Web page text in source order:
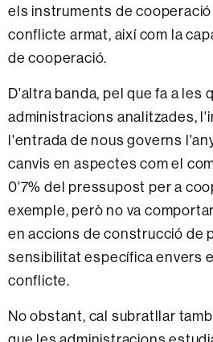
els instruments de
conflicte armat, així com la
de cooperació.
D'altra banda, pel que fa a les
administracions analitzades,
l'entrada de nous governs
canvis en aspectes com el
0'7% del pressupost per a
exemple, però no va
en accions de construcció de
sensibilitat específica envers
conflicte.
No obstant, cal subratllar